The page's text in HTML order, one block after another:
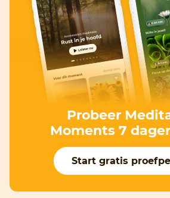
Probeer
Moments 7
Start gratis